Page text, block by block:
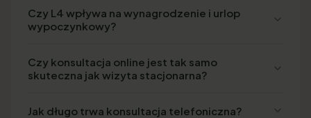
Czy L4 wpływa na wynagrodzenie i urlop
wypoczynkowy?
Czy konsultacja online jest tak samo
skuteczna jak wizyta stacjonarna?
Jak długo trwa konsultacja telefoniczna?